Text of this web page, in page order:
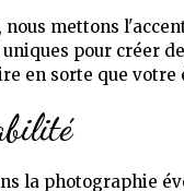
nous mettons
pour créer
en sorte que
la photographie